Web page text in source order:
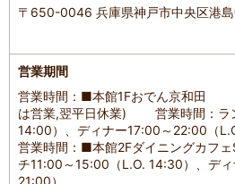
〒650-0046 兵庫県神戸市中央区港
営業期間
営業時間：■本館1Fおでん京和田
は営業,翌平日休業) 営業時間：ラ
14:00）、ディナー17:00～22:00（
営業時間：■本館2Fダイニングカフ
チ11:00～15:00（L.O. 14:30）、デ